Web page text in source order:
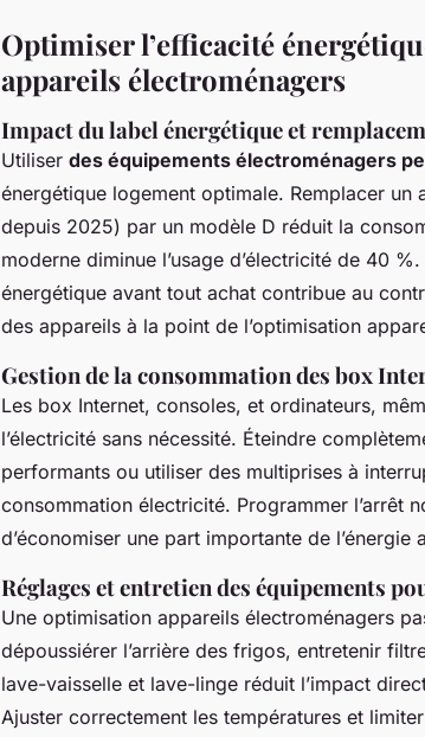
Optimiser l’efficacité
appareils électroménagers
Impact du label énergétique et
Utiliser des équipements électroménagers
énergétique logement optimale. Remplacer
depuis 2025) par un modèle D réduit la
moderne diminue l’usage d’électricité de 40
énergétique avant tout achat contribue au
des appareils à la point de l’optimisation
Gestion de la consommation des box
Les box Internet, consoles, et ordinateurs,
l’électricité sans nécessité. Éteindre
performants ou utiliser des multiprises à
consommation électricité. Programmer l’arrêt
d’économiser une part importante de l’énergie
Réglages et entretien des équipements
Une optimisation appareils électroménagers
dépoussiérer l’arrière des frigos, entretenir
lave-vaisselle et lave-linge réduit l’impact
Ajuster correctement les températures et